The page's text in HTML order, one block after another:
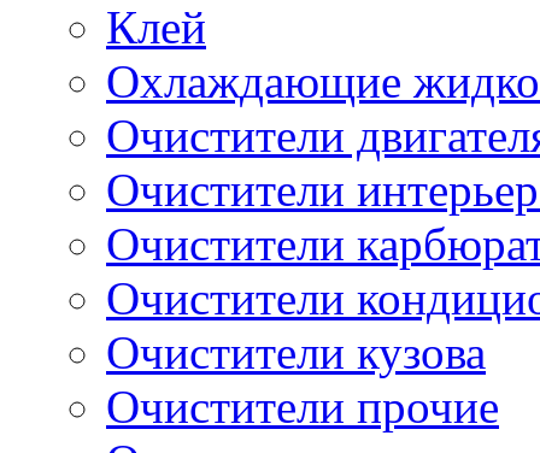
Клей
Охлаждающие
Очистители
Очистители
Очистители
Очистители
Очистители кузова
Очистители прочие